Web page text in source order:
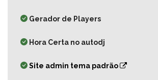
Gerador de Players
Hora Certa no autodj
Site admin tema padrão